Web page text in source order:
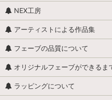
NEX工房
アーティストによる作品集
フェーブの品質について
オリジナルフェーブができるま
ラッピングについて